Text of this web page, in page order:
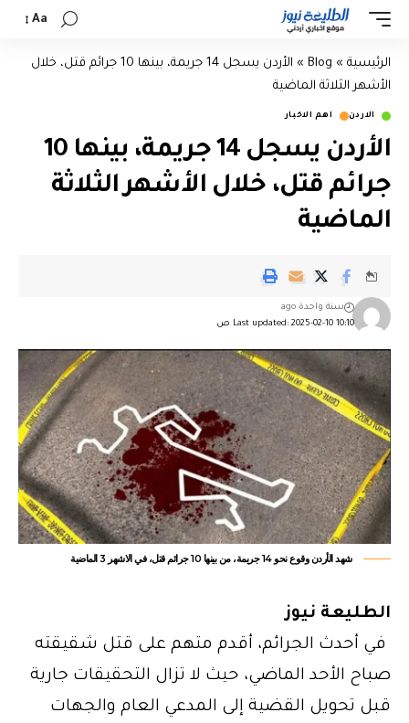
Aa
الرئيسية »
Blog
»
الأردن يسجل 14 جريمة، بينها 10 جرائم قتل، خلال
الأشهر الثلاثة الماضية
الاردن اهم الاخبار
الأردن يسجل 14 جريمة، بينها 10
جرائم قتل، خلال الأشهر الثلاثة
الماضية
Last updated: 2025-02-10 10:10 ص
سنة واحدة ago
شهد الأردن وقوع نحو 14 جريمة، من بينها 10 جرائم قتل، في الاشهر 3 الماضية
الطليعة نيوز
في أحدث الجرائم، أقدم متهم على قتل شقيقته
صباح الأحد الماضي، حيث لا تزال التحقيقات جارية
قبل تحويل القضية إلى المدعي العام والجهات